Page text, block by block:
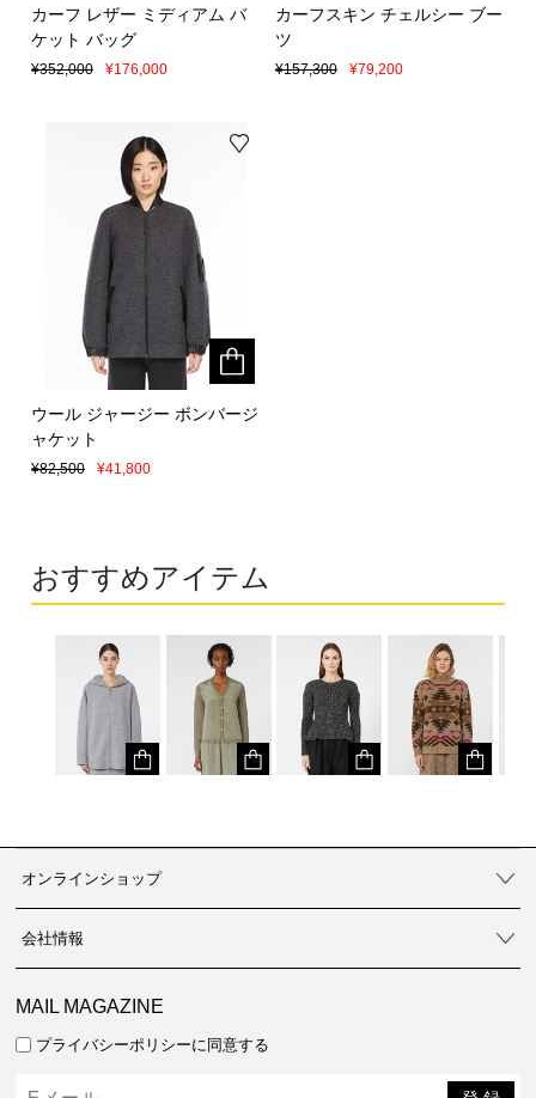
カーフ レザー ミディアム バ
ケット バッグ
¥352,000 ¥176,000
カーフ レザー ミディアム バ
ケット バッグ
¥352,000 ¥176,000
カーフスキン チェルシー ブー
ツ
¥157,300 ¥79,200
カーフスキン チェルシー ブー
ツ
¥157,300 ¥79,200
ウール ジャージー ボンバージ
ャケット
¥82,500 ¥41,800
ウール ジャージー ボンバージ
ャケット
¥82,500 ¥41,800
おすすめアイテム
オンラインショップ
会社情報
MAIL MAGAZINE
プライバシーポリシーに同意する